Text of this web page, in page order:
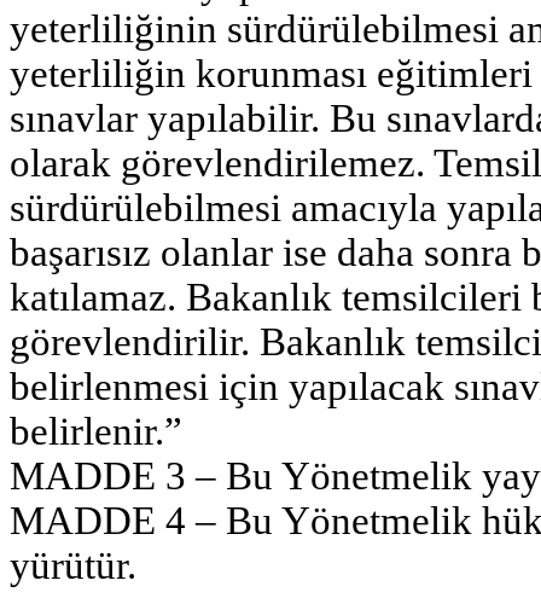
yeterliliğinin sürdürülebilmesi
yeterliliğin korunması
sınavlar yapılabilir. Bu
olarak görevlendirilemez.
sürdürülebilmesi amacıyla
başarısız olanlar ise daha sonra
katılamaz. Bakanlık temsilcileri
görevlendirilir. Bakanlık
belirlenmesi için yapılacak
belirlenir.”
MADDE 3 – Bu Yönetmelik
MADDE 4 – Bu Yönetmelik
yürütür.